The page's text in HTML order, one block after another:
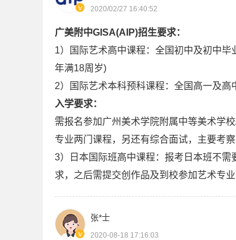
2020/02/27 16:40:52
广美附中GISA(AIP)招生要求：
1）国际艺术高中课程：全国初中及初中
年满18周岁)
2）国际艺术本科预科课程：全国高一及高
入学要求：
需报名参加广州美术学院附属中等美术学
专业两门课程，另还有综合面试，主要考
3）日本国际班高中课程：报考日本班不
求，之后需提交创作品及到校参加艺术专业
张*士
2020-08-18 17:16:03